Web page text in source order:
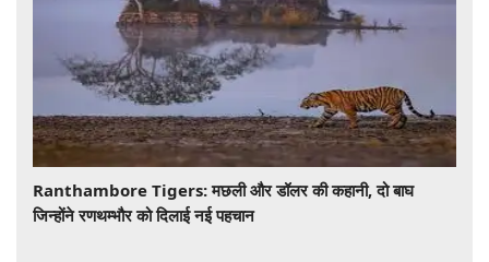
Ranthambore Tigers: मछली और डॉलर की कहानी, दो बाघ
जिन्होंने रणथम्भौर को दिलाई नई पहचान